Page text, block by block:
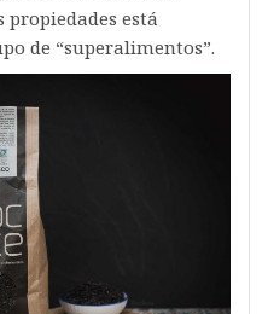
propiedades está
de “superalimentos”.